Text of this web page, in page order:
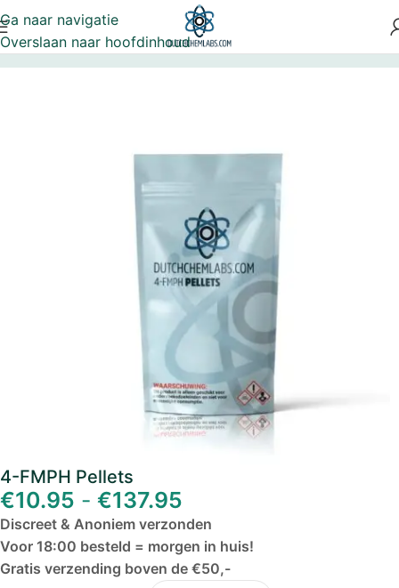
Ga naar navigatie
Overslaan naar hoofdinhoud
Home Populair
4-FMPH Pellets
€10.95 - €137.95
Discreet & Anoniem verzonden
Voor 18:00 besteld = morgen in huis!
Gratis verzending boven de €50,-